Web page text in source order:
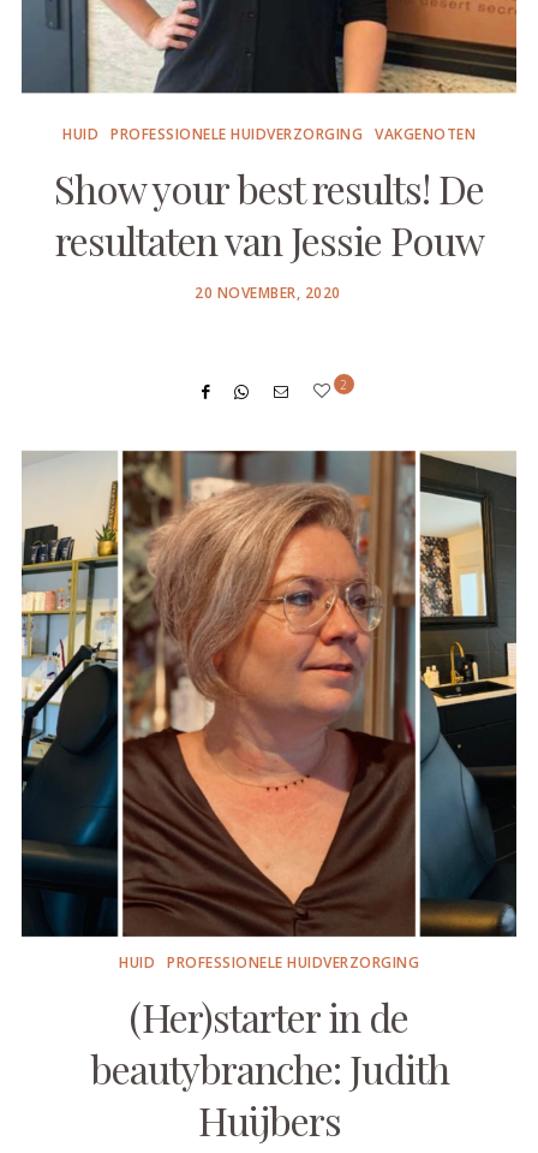
HUID PROFESSIONELE HUIDVERZORGING VAKGENOTEN
Show your best results! De
resultaten van Jessie Pouw
POSTED
20 NOVEMBER, 2020
2
HUID PROFESSIONELE HUIDVERZORGING
(Her)starter in de
beautybranche: Judith
Huijbers